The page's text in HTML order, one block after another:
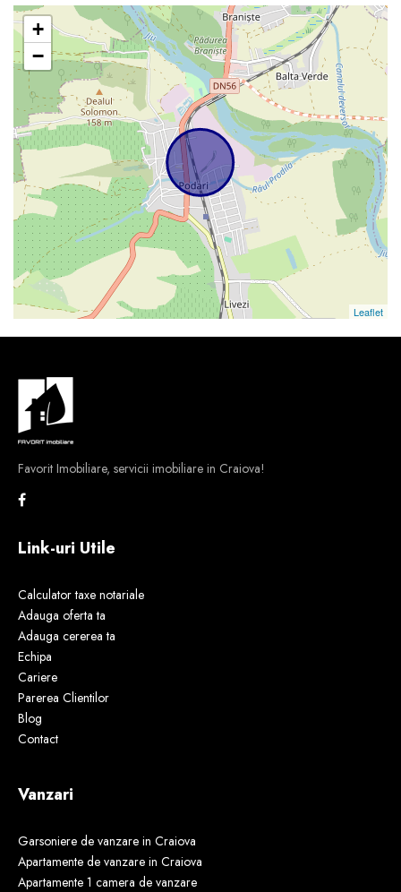
+
−
Leaflet
Favorit Imobiliare, servicii imobiliare in Craiova!
Link-uri Utile
Calculator taxe notariale
Adauga oferta ta
Adauga cererea ta
Echipa
Cariere
Parerea Clientilor
Blog
Contact
Vanzari
Garsoniere de vanzare in Craiova
Apartamente de vanzare in Craiova
Apartamente 1 camera de vanzare